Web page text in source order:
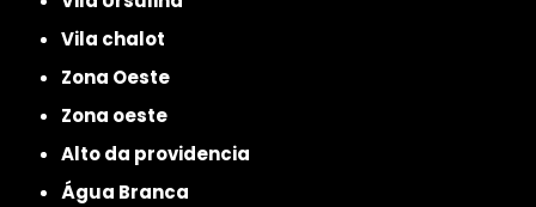
Vila chalot
Zona Oeste
Zona oeste
alto da providencia
Água Branca